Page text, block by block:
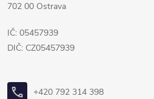
702 00 Ostrava
IČ: 05457939
DIČ: CZ05457939
+420 792 314 398